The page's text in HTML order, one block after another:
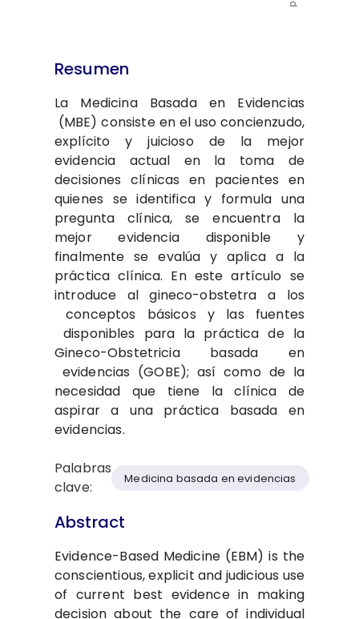
Resumen
La Medicina Basada en Evidencias​
(MBE) consiste en el uso​ concienzudo,
explícito y juicioso​ de la mejor
evidencia actual en​ la toma de
decisiones clínicas​ en pacientes en
quienes se​ identifica y formula una
pregunta​ clínica, se encuentra la
mejor​ evidencia disponible y
finalmente​ se evalúa y aplica a la
práctica​ clínica. En este artículo se
introduce​ al gineco-obstetra a los​
conceptos básicos y las fuentes​
disponibles para la práctica de​ la
Gineco-Obstetricia basada en​
evidencias (GOBE); así como de​ la
necesidad que tiene la clínica​ de
aspirar a una práctica basada​ en
evidencias.
Palabras
clave:
Medicina basada en evidencias
Abstract
Evidence-Based Medicine (EBM) is the
conscientious, explicit and judicious use
of current best evidence in making
decision about the care of individual